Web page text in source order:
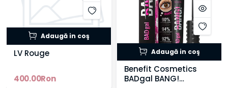
Adaugă in coş
LV Rouge
400.00Ron
Adaugă in coş
Benefit Cosmetics
BADgal BANG!